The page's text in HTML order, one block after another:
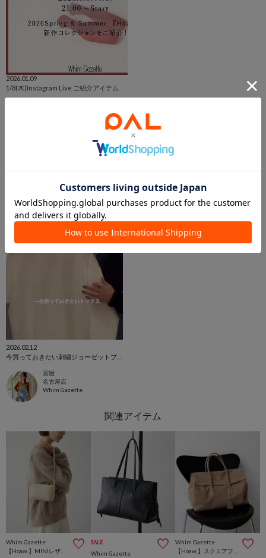
2026.01.09
1/8(木)Instagram Live ご紹介アイテム
この商品を紹介したパルクロPLAY
2026.02.12
宮腰
名古屋店
Whim Gazette
Whim Gazette
SALE
Whim Gazette
Whim Gazette